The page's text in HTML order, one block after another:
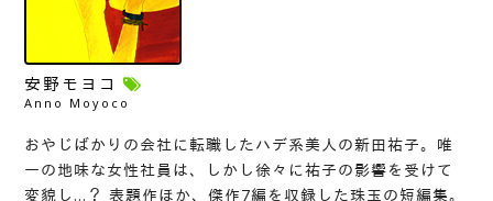
安野モヨコ
Anno Moyoco
おやじばかりの会社に転職したハデ系美人の新田祐子。唯
一の地味な女性社員は、しかし徐々に祐子の影響を受けて
変貌し…？ 表題作ほか、傑作7編を収録した珠玉の短編集。